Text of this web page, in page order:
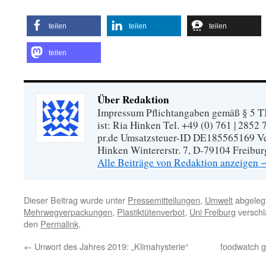
teilen teilen teilen
teilen
Über Redaktion
Impressum Pflichtangaben gemäß § 5
ist: Ria Hinken Tel. +49 (0) 761 | 2852
pr.de Umsatzsteuer-ID DE185565169
Hinken Wintererstr. 7, D-79104
Alle Beiträge von Redaktion anzeigen
Dieser Beitrag wurde unter Pressemitteilungen, Umwelt
Mehrwegverpackungen, Plastiktütenverbot, Uni Freiburg
den Permalink.
← Unwort des Jahres 2019: „Klimahysterie“ foodwatch